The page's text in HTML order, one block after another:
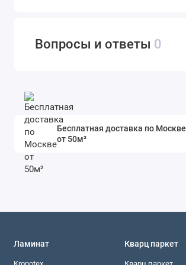
Вопросы и ответы 0
Бесплатная доставка по Москве
от 50м²
Ламинат Кварц паркет